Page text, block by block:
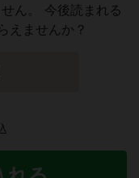
ん。 今後読まれる
えませんか？